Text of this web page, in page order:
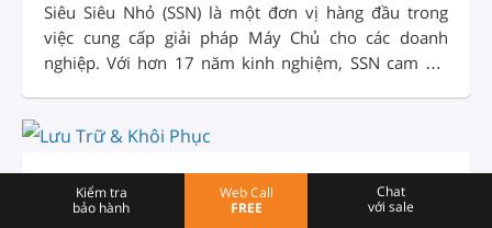
Siêu Siêu Nhỏ (SSN) là một đơn vị hàng đầu trong
việc cung cấp giải pháp Máy Chủ cho các doanh
nghiệp. Với hơn 17 năm kinh nghiệm, SSN cam kết
triển khai, lắp đặt, cấu hình và vận hành hệ thống
GIẢI PHÁP
Kiểm tra
bảo hành
Web Call
FREE
Chat
với sale